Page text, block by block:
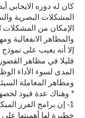
كان له دوره الايجابي
المشكلات البصرية
الإمكان من المشكلات
والمظاهر الانفعالية
إلا أنه يعيب على
قليلا في مظاهر
المدى لسوء الأداء
ومظاهر المعاملة
* وهناك عدة قيود
1- إن برامج الفرز
خطيرة لها أهميتها